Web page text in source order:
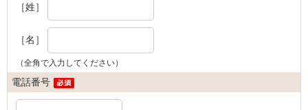
［姓］
［名］
（全角で入力してください）
電話番号